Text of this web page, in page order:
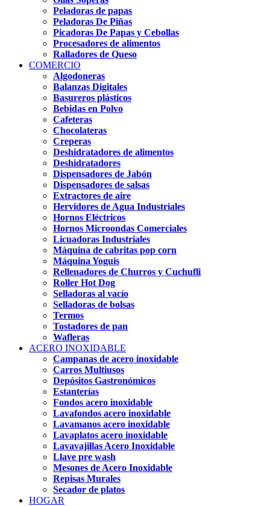
Peladoras de papas
Peladoras De Piñas
Picadoras De Papas y Cebollas
Procesadores de alimentos
Ralladores de Queso
COMERCIO
Algodoneras
Balanzas Digitales
Basureros plásticos
Bebidas en Polvo
Cafeteras
Chocolateras
Creperas
Deshidratadores de alimentos
Deshidratadores
Dispensadores de Jabón
Dispensadores de salsas
Extractores de aire
Hervidores de Agua Industriales
Hornos Eléctricos
Hornos Microondas Comerciales
Licuadoras Industriales
Máquina de cabritas pop corn
Máquina Yoguis
Rellenadores de Churros y Cuchufli
Roller Hot Dog
Selladoras al vacío
Selladoras de bolsas
Termos
Tostadores de pan
Wafleras
ACERO INOXIDABLE
Campanas de acero inoxidable
Carros Multiusos
Depósitos Gastronómicos
Estanterías
Fondos acero inoxidable
Lavafondos acero inoxidable
Lavamanos acero inoxidable
Lavaplatos acero inoxidable
Lavavajillas Acero Inoxidable
Llave pre wash
Mesones de Acero Inoxidable
Repisas Murales
Secador de platos
HOGAR